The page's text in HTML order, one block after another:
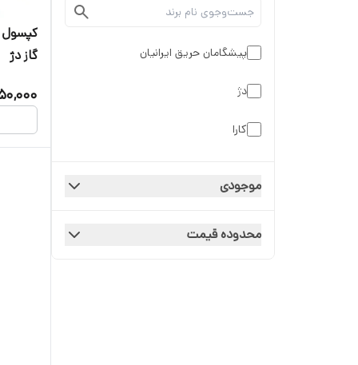
پیشگامان حریق ایرانیان
دژ
کارا
موجودی
محدوده قیمت
گاز دژ